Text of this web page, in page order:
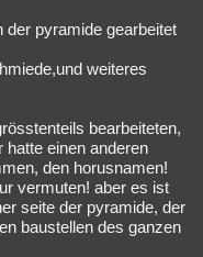
der pyramide gearbeitet
weiteres
bearbeiteten,
hatte einen anderen
den horusnamen!
vermuten! aber es ist
seite der pyramide, der
baustellen des ganzen